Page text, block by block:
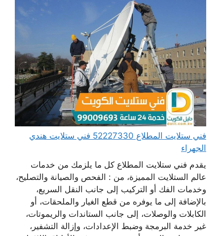
فني ستلايت المطلاع 52227330 فني ستلايت هندي
الجهراء
يقدم فني ستلايت المطلاع كل ما يلزمك من خدمات
عالم الستلايت المميزة، من : الفحص والصيانة والتصليح،
وخدمات الفك أو التركيب إلى جانب النقل السريع،
بالإضافة إلى ما يوفره من قطع الغيار والملحقات، أو
الكابلات والوصلات، إلى جانب الستاندات والريموتات،
غير خدمة البرمجة وضبط الإعدادات، وإزالة التشفير،